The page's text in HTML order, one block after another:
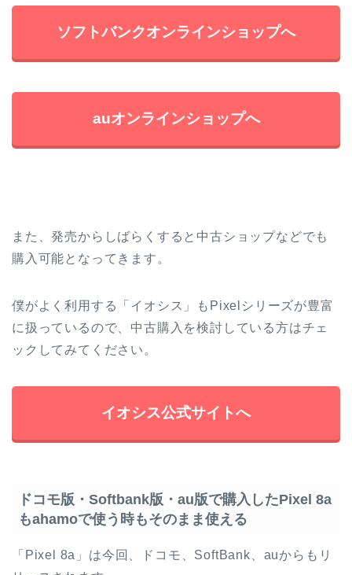
ソフトバンクオンラインショップへ
auオンラインショップへ
また、発売からしばらくすると中古ショップなどでも
購入可能となってきます。
僕がよく利用する「イオシス」もPixelシリーズが豊富
に扱っているので、中古購入を検討している方はチェ
ックしてみてください。
イオシス公式サイトへ
ドコモ版・Softbank版・au版で購入したPixel 8a
もahamoで使う時もそのまま使える
「Pixel 8a」は今回、ドコモ、SoftBank、auからもリ